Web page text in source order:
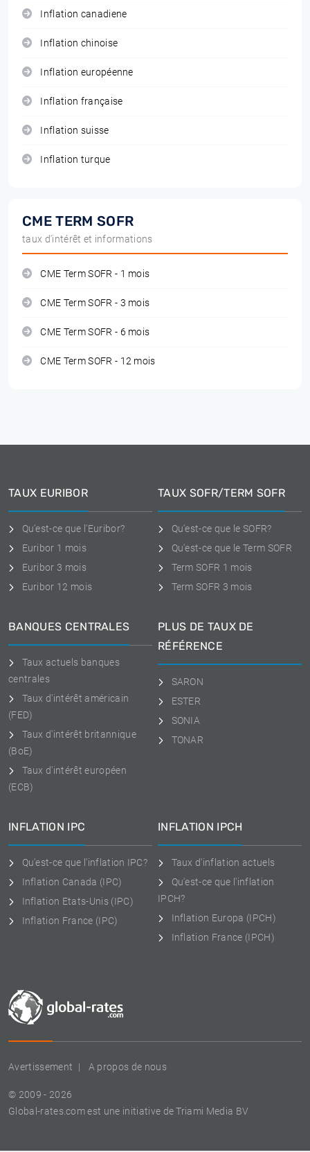
Inflation canadiene
Inflation chinoise
Inflation européenne
Inflation française
Inflation suisse
Inflation turque
CME TERM SOFR
taux d'intérêt et informations
CME Term SOFR - 1 mois
CME Term SOFR - 3 mois
CME Term SOFR - 6 mois
CME Term SOFR - 12 mois
Avertissement A propos de nous
© 2009 - 2026
Global-rates.com est une initiative de Triami Media BV
TAUX EURIBOR
Qu'est-ce que l'Euribor?
Euribor 1 mois
Euribor 3 mois
Euribor 12 mois
TAUX SOFR/TERM SOFR
Qu'est-ce que le SOFR?
Qu'est-ce que le Term SOFR
Term SOFR 1 mois
Term SOFR 3 mois
BANQUES CENTRALES
Taux actuels banques
centrales
Taux d'intérêt américain
(FED)
Taux d'intérêt britannique
(BoE)
Taux d'intérêt européen
(ECB)
PLUS DE TAUX DE
RÉFÉRENCE
SARON
ESTER
SONIA
TONAR
INFLATION IPC
Qu'est-ce que l'inflation IPC?
Inflation Canada (IPC)
Inflation Etats-Unis (IPC)
Inflation France (IPC)
INFLATION IPCH
Taux d'inflation actuels
Qu'est-ce que l'inflation
IPCH?
Inflation Europa (IPCH)
Inflation France (IPCH)